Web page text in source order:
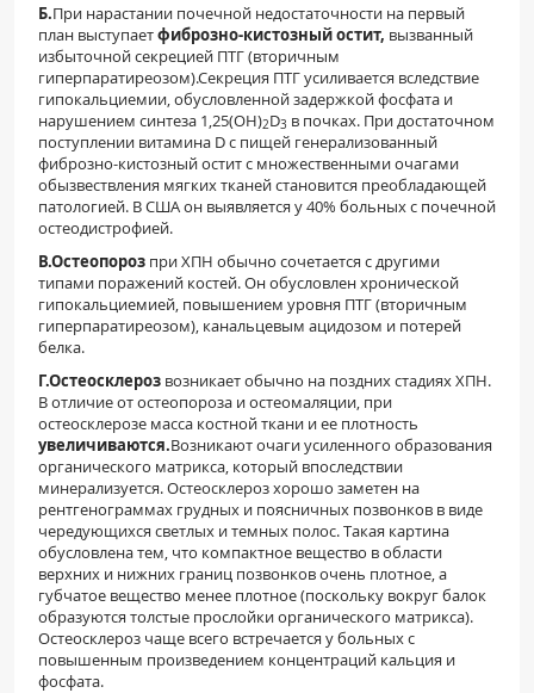
Б.При нарастании почечной недостаточности на первый
план выступаетфиброзно-кистозный остит, вызванный
избыточной секрецией ПТГ (вторичным
гиперпаратиреозом).Секреция ПТГ усиливается вследствие
гипокальциемии, обусловленной задержкой фосфата и
нарушением синтеза 1,25(OH)2D3 в почках. При достаточном
поступлении витамина D с пищей генерализованный
фиброзно-кистозный остит с множественными очагами
обызвествления мягких тканей становится преобладающей
патологией. В США он выявляется у 40% больных с почечной
остеодистрофией.
В.Остеопороз при ХПН обычно сочетается с другими
типами поражений костей. Он обусловлен хронической
гипокальциемией, повышением уровня ПТГ (вторичным
гиперпаратиреозом), канальцевым ацидозом и потерей
белка.
Г.Остеосклероз возникает обычно на поздних стадиях ХПН.
В отличие от остеопороза и остеомаляции, при
остеосклерозе масса костной ткани и ее плотность
увеличиваются.Возникают очаги усиленного образования
органического матрикса, который впоследствии
минерализуется. Остеосклероз хорошо заметен на
рентгенограммах грудных и поясничных позвонков в виде
чередующихся светлых и темных полос. Такая картина
обусловлена тем, что компактное вещество в области
верхних и нижних границ позвонков очень плотное, а
губчатое вещество менее плотное (поскольку вокруг балок
образуются толстые прослойки органического матрикса).
Остеосклероз чаще всего встречается у больных с
повышенным произведением концентраций кальция и
фосфата.